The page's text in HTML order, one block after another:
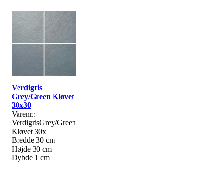
Verdigris
Grey/Green Kløvet
30x30
Varenr.:
VerdigrisGrey/Green
Kløvet 30x
Bredde 30 cm
Højde 30 cm
Dybde 1 cm